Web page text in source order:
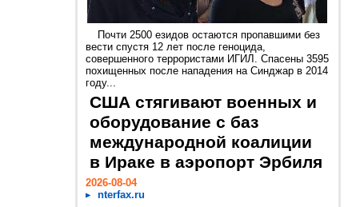
Почти 2500 езидов остаются пропавшими без
вести спустя 12 лет после геноцида,
совершенного террористами ИГИЛ. Спасены 3595
похищенных после нападения на Синджар в 2014
году...
США стягивают военных и
оборудование с баз
международной коалиции
в Ираке в аэропорт Эрбиля
2026-08-04
nterfax.ru